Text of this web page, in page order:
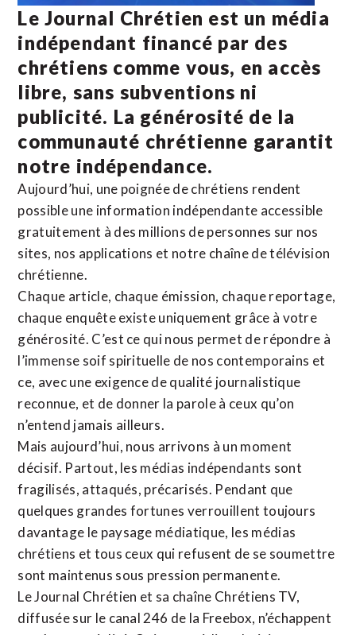
Le Journal Chrétien est un média
indépendant financé par des
chrétiens comme vous, en accès
libre, sans subventions ni
publicité. La générosité de la
communauté chrétienne garantit
notre indépendance.
Aujourd’hui, une poignée de chrétiens rendent
possible une information indépendante accessible
gratuitement à des millions de personnes sur nos
sites, nos applications et notre chaîne de télévision
chrétienne.
Chaque article, chaque émission, chaque reportage,
chaque enquête existe uniquement grâce à votre
générosité. C’est ce qui nous permet de répondre à
l’immense soif spirituelle de nos contemporains et
ce, avec une exigence de qualité journalistique
reconnue, et de donner la parole à ceux qu’on
n’entend jamais ailleurs.
Mais aujourd’hui, nous arrivons à un moment
décisif. Partout, les médias indépendants sont
fragilisés, attaqués, précarisés. Pendant que
quelques grandes fortunes verrouillent toujours
davantage le paysage médiatique, les médias
chrétiens et tous ceux qui refusent de se soumettre
sont maintenus sous pression permanente.
Le Journal Chrétien et sa chaîne Chrétiens TV,
diffusée sur le canal 246 de la Freebox, n’échappent